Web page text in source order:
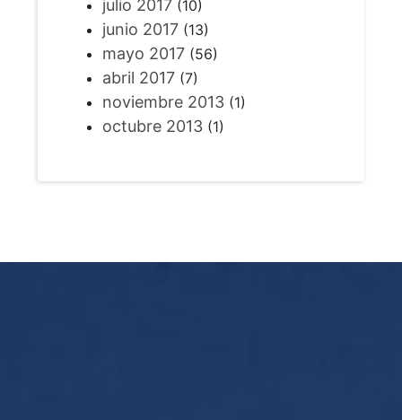
julio 2017(10)
junio 2017(13)
mayo 2017(56)
abril 2017(7)
noviembre 2013(1)
octubre 2013(1)